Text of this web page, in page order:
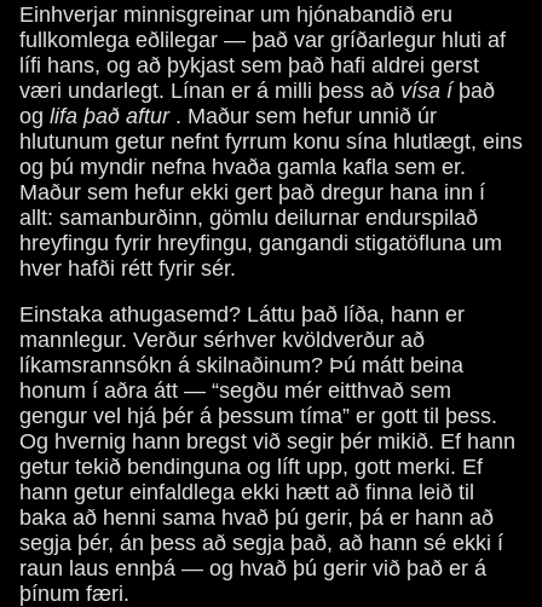
Einhverjar minnisgreinar um hjónabandið eru
fullkomlega eðlilegar — það var gríðarlegur hluti af
lífi hans, og að þykjast sem það hafi aldrei gerst
væri undarlegt. Línan er á milli þess að vísa íþað
og lifa það aftur. Maður sem hefur unnið úr
hlutunum getur nefnt fyrrum konu sína hlutlægt, eins
og þú myndir nefna hvaða gamla kafla sem er.
Maður sem hefur ekki gert það dregur hana inn í
allt: samanburðinn, gömlu deilurnar endurspilað
hreyfingu fyrir hreyfingu, gangandi stigatöfluna um
hver hafði rétt fyrir sér.
Einstaka athugasemd? Láttu það líða, hann er
mannlegur. Verður sérhver kvöldverður að
líkamsrannsókn á skilnaðinum? Þú mátt beina
honum í aðra átt — “segðu mér eitthvað sem
gengur vel hjá þér á þessum tíma” er gott til þess.
Og hvernig hann bregst við segir þér mikið. Ef hann
getur tekið bendinguna og líft upp, gott merki. Ef
hann getur einfaldlega ekki hætt að finna leið til
baka að henni sama hvað þú gerir, þá er hann að
segja þér, án þess að segja það, að hann sé ekki í
raun laus ennþá — og hvað þú gerir við það er á
þínum færi.